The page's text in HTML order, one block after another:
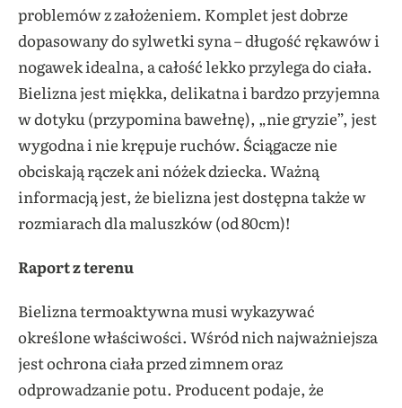
problemów z założeniem. Komplet jest dobrze
dopasowany do sylwetki syna – długość rękawów i
nogawek idealna, a całość lekko przylega do ciała.
Bielizna jest miękka, delikatna i bardzo przyjemna
w dotyku (przypomina bawełnę), „nie gryzie”, jest
wygodna i nie krępuje ruchów. Ściągacze nie
obciskają rączek ani nóżek dziecka. Ważną
informacją jest, że bielizna jest dostępna także w
rozmiarach dla maluszków (od 80cm)!
Raport z terenu
Bielizna termoaktywna musi wykazywać
określone właściwości. Wśród nich najważniejsza
jest ochrona ciała przed zimnem oraz
odprowadzanie potu. Producent podaje, że